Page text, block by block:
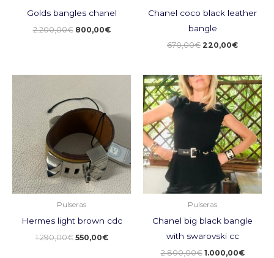
Golds bangles chanel
2.200,00€ 800,00€
Chanel coco black leather
bangle
670,00€ 220,00€
Pulseras
Hermes light brown cdc
1.290,00€
original
era:
1.290,00€.
550,00€
550,00€.
Pulseras
Chanel big black bangle
with swarovski cc
2.800,00€
El
precio
original
era:
2.800,00€.
1.000,00€
El
precio
actual
es: